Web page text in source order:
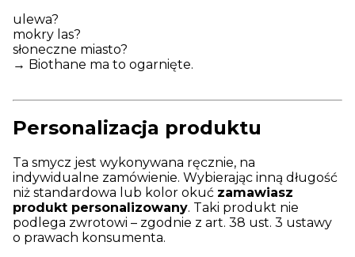
ulewa?
mokry las?
słoneczne miasto?
→ Biothane ma to ogarnięte.
Personalizacja produktu
Ta smycz jest wykonywana ręcznie, na
indywidualne zamówienie. Wybierając inną długość
niż standardowa lub kolor okuć zamawiasz
produkt personalizowany. Taki produkt nie
podlega zwrotowi – zgodnie z art. 38 ust. 3 ustawy
o prawach konsumenta.